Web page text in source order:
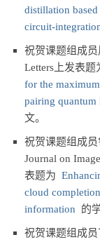
distillation
circuit-
祝贺课题组成
Letters上发表题
for the
pairing
文。
祝贺课题组成员
Journal on
表题为
cloud
information 的
祝贺课题组成员